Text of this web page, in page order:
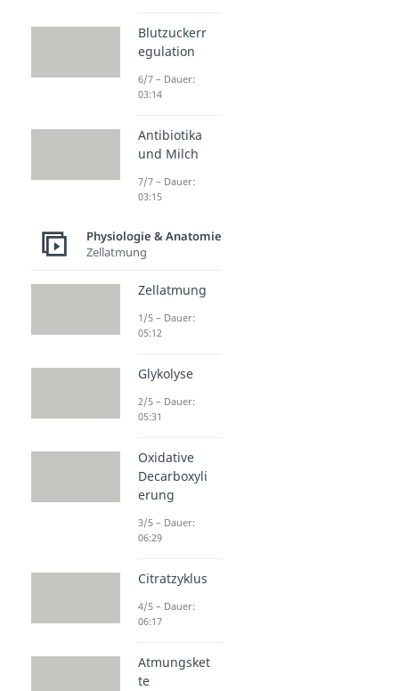
Blutzuckerr
egulation
6/7 – Dauer:
03:14
Antibiotika
und Milch
7/7 – Dauer:
03:15
Physiologie & Anatomie
Zellatmung
Zellatmung
1/5 – Dauer:
05:12
Glykolyse
2/5 – Dauer:
05:31
Oxidative
Decarboxyli
erung
3/5 – Dauer:
06:29
Citratzyklus
4/5 – Dauer:
06:17
Atmungsket
te